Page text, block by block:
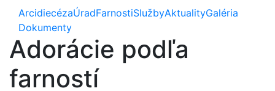
ArcidiecézaÚradFarnostiSlužbyAktualityGaléria
Dokumenty
Adorácie podľa
farností